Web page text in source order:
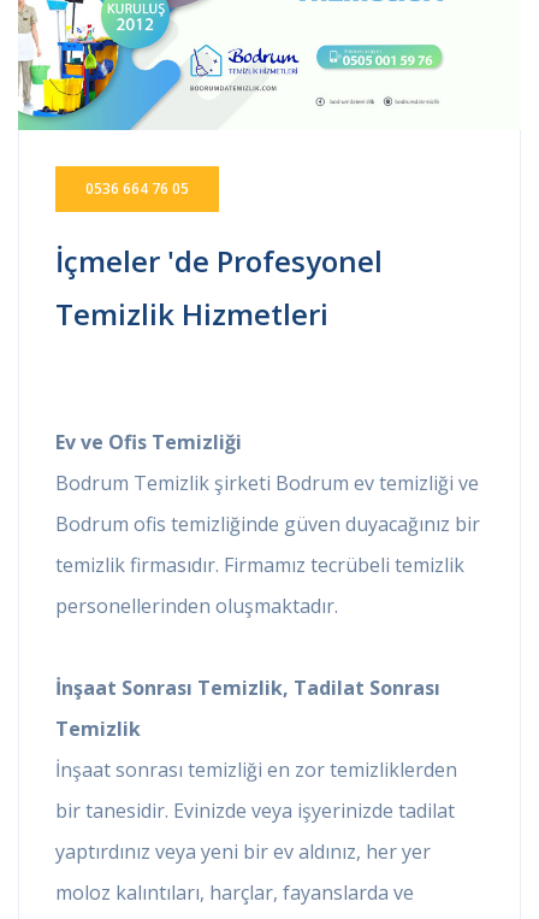
0536 664 76 05
İçmeler 'de Profesyonel
Temizlik Hizmetleri
Ev ve Ofis Temizliği
Bodrum Temizlik şirketi Bodrum ev temizliği ve
Bodrum ofis temizliğinde güven duyacağınız bir
temizlik firmasıdır. Firmamız tecrübeli temizlik
personellerinden oluşmaktadır.
İnşaat Sonrası Temizlik, Tadilat Sonrası
Temizlik
İnşaat sonrası temizliği en zor temizliklerden
bir tanesidir. Evinizde veya işyerinizde tadilat
yaptırdınız veya yeni bir ev aldınız, her yer
moloz kalıntıları, harçlar, fayanslarda ve